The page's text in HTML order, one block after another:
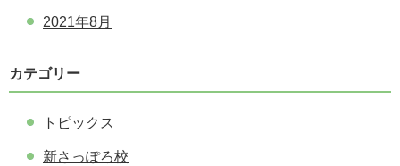
2021年8月
カテゴリー
トピックス
新さっぽろ校